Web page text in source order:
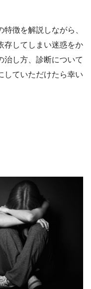
徴を解説しながら、
存してしまい迷惑をか
治し方、診断について
していただけたら幸い